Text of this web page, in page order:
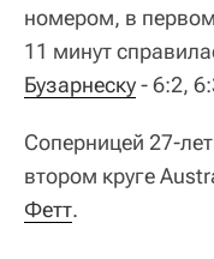
номером, в первом
11 минут
Бузарнеску- 6:2,
Соперницей 27-
втором круге
Фетт.